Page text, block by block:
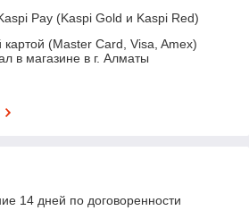
Pay (Kaspi Gold и Kaspi Red)
картой (Master Card, Visa, Amex)
в магазине в г. Алматы
14 дней по договоренности